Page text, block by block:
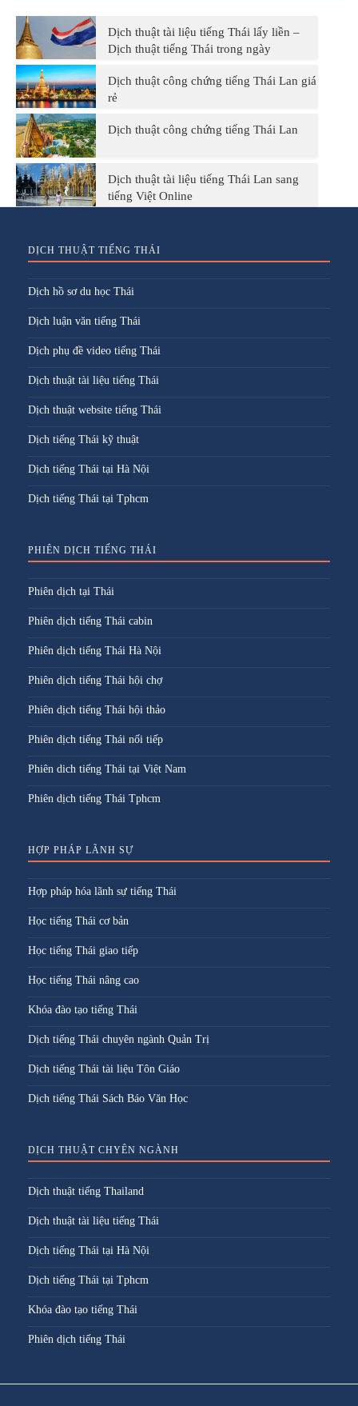
Dịch thuật tài liệu tiếng Thái lấy liền –
Dịch thuật tiếng Thái trong ngày
Dịch thuật công chứng tiếng Thái Lan giá
rẻ
Dịch thuật công chứng tiếng Thái Lan
Dịch thuật tài liệu tiếng Thái Lan sang
tiếng Việt Online
DỊCH THUẬT TIẾNG THÁI
Dịch hồ sơ du học Thái
Dịch luận văn tiếng Thái
Dịch phụ đề video tiếng Thái
Dịch thuật tài liệu tiếng Thái
Dịch thuật website tiếng Thái
Dịch tiếng Thái kỹ thuật
Dịch tiếng Thái tại Hà Nội
Dịch tiếng Thái tại Tphcm
PHIÊN DỊCH TIẾNG THÁI
Phiên dịch tại Thái
Phiên dịch tiếng Thái cabin
Phiên dịch tiếng Thái Hà Nội
Phiên dịch tiếng Thái hội chợ
Phiên dịch tiếng Thái hội thảo
Phiên dịch tiếng Thái nối tiếp
Phiên dich tiếng Thái tại Việt Nam
Phiên dịch tiếng Thái Tphcm
HỢP PHÁP LÃNH SỰ
Hợp pháp hóa lãnh sự tiếng Thái
Học tiếng Thái cơ bản
Học tiếng Thái giao tiếp
Học tiếng Thái nâng cao
Khóa đào tạo tiếng Thái
Dịch tiếng Thái chuyên ngành Quản Trị
Dịch tiếng Thái tài liệu Tôn Giáo
Dịch tiếng Thái Sách Báo Văn Học
DỊCH THUẬT CHYÊN NGÀNH
Dịch thuật tiếng Thailand
Dịch thuật tài liệu tiếng Thái
Dịch tiếng Thái tại Hà Nội
Dịch tiếng Thái tại Tphcm
Khóa đào tạo tiếng Thái
Phiên dịch tiếng Thái